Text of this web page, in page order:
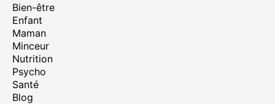
Bien-être
Enfant
Maman
Minceur
Nutrition
Psycho
Santé
Blog